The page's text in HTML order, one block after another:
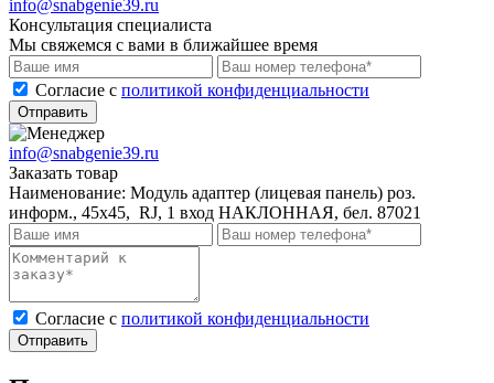
info@snabgenie39.ru
Консультация специалиста
Мы свяжемся с вами в ближайшее время
Cогласие с политикой конфиденциальности
Отправить
info@snabgenie39.ru
Заказать товар
Наименование: Модуль адаптер (лицевая панель) роз.
информ., 45x45, RJ, 1 вход НАКЛОННАЯ, бел. 87021
Cогласие с политикой конфиденциальности
Отправить